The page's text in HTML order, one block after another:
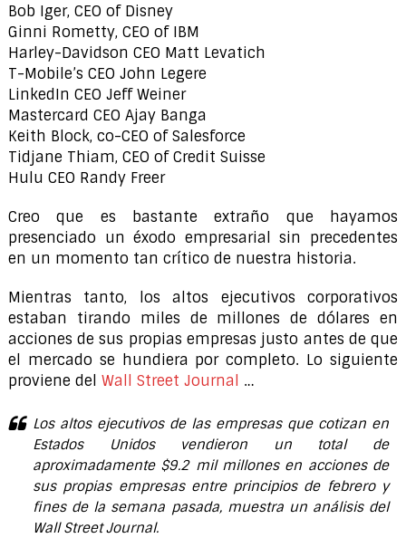
Bob Iger, CEO of Disney
Ginni Rometty, CEO of IBM
Harley-Davidson CEO Matt Levatich
T-Mobile’s CEO John Legere
LinkedIn CEO Jeff Weiner
Mastercard CEO Ajay Banga
Keith Block, co-CEO of Salesforce
Tidjane Thiam, CEO of Credit Suisse
Hulu CEO Randy Freer
Creo que es bastante extraño que hayamos
presenciado un éxodo empresarial sin precedentes
en un momento tan crítico de nuestra historia.
Mientras tanto, los altos ejecutivos corporativos
estaban tirando miles de millones de dólares en
acciones de sus propias empresas justo antes de que
el mercado se hundiera por completo. Lo siguiente
proviene del Wall Street Journal …
Los altos ejecutivos de las empresas que cotizan en
Estados Unidos vendieron un total de
aproximadamente $9.2 mil millones en acciones de
sus propias empresas entre principios de febrero y
fines de la semana pasada, muestra un análisis del
Wall Street Journal.